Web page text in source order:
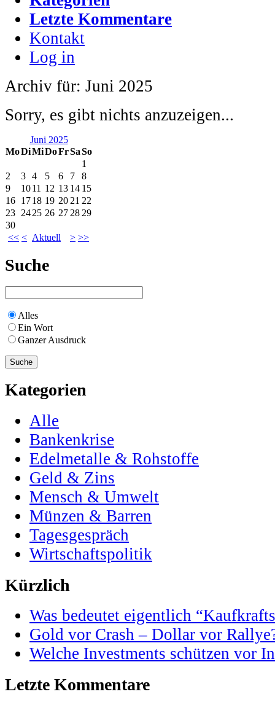
Letzte Kommentare
Kontakt
Log in
Archiv für: Juni 2025
Sorry, es gibt nichts anzuzeigen...
Juni 2025
MoDiMiDoFrSaSo
<< < Aktuell > >>
1
2
3 4 5 6 7
8
9
1011 12 13 14 15
16 1718 19 20 21 22
23 2425 26 27 28 29
30
Suche
Alles
Ein Wort
Ganzer Ausdruck
Kategorien
Alle
Bankenkrise
Edelmetalle & Rohstoffe
Geld & Zins
Mensch & Umwelt
Münzen & Barren
Tagesgespräch
Wirtschaftspolitik
Kürzlich
Was bedeutet eigentlich
Gold vor Crash – Dollar vor
Welche Investments schützen vor
Letzte Kommentare